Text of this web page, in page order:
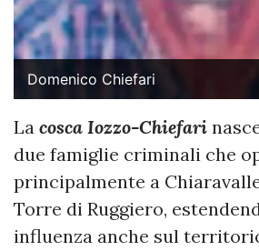
Domenico Chiefari
La cosca Iozzo-Chiefari
due famiglie criminali che
principalmente a
Torre di Ruggiero,
influenza anche sul